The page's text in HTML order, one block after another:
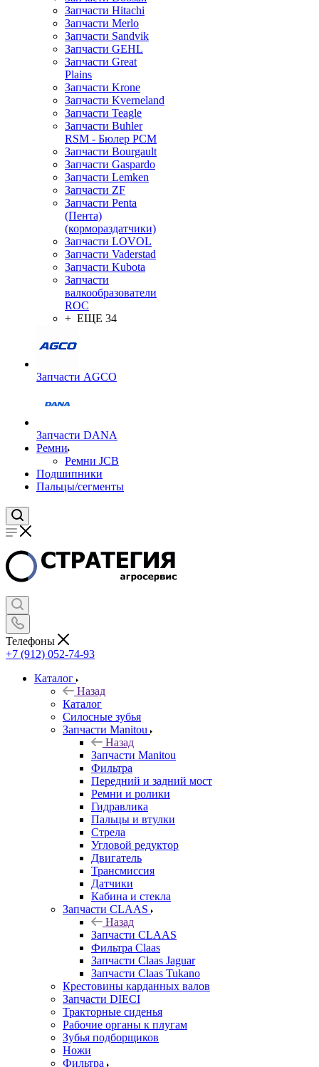
Запчасти Hitachi
Запчасти Merlo
Запчасти Sandvik
Запчасти GEHL
Запчасти Great
Plains
Запчасти Krone
Запчасти Kverneland
Запчасти Teagle
Запчасти Buhler
RSM - Бюлер РСМ
Запчасти Bourgault
Запчасти Gaspardo
Запчасти Lemken
Запчасти ZF
Запчасти Penta
(Пента)
(кормораздатчики)
Запчасти LOVOL
Запчасти Vaderstad
Запчасти Kubota
Запчасти
валкообразователи
ROC
+ ЕЩЕ 34
Запчасти AGCO
Запчасти DANA
Ремни
Ремни JCB
Подшипники
Пальцы/сегменты
Телефоны
+7 (912) 052-74-93
Каталог
Назад
Каталог
Cилосные зубья
Запчасти Manitou
Назад
Запчасти Manitou
Фильтра
Передний и задний мост
Ремни и ролики
Гидравлика
Пальцы и втулки
Стрела
Угловой редуктор
Двигатель
Трансмиссия
Датчики
Кабина и стекла
Запчасти CLAAS
Назад
Запчасти CLAAS
Фильтра Claas
Запчасти Claas Jaguar
Запчасти Claas Tukano
Крестовины карданных валов
Запчасти DIECI
Тракторные сиденья
Рабочие органы к плугам
Зубья подборщиков
Ножи
Фильтра